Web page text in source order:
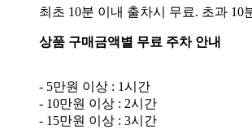
상품 구매금액별 무료 주차 안내
- 5만원 이상 : 1시간
- 10만원 이상 : 2시간
- 15만원 이상 : 3시간